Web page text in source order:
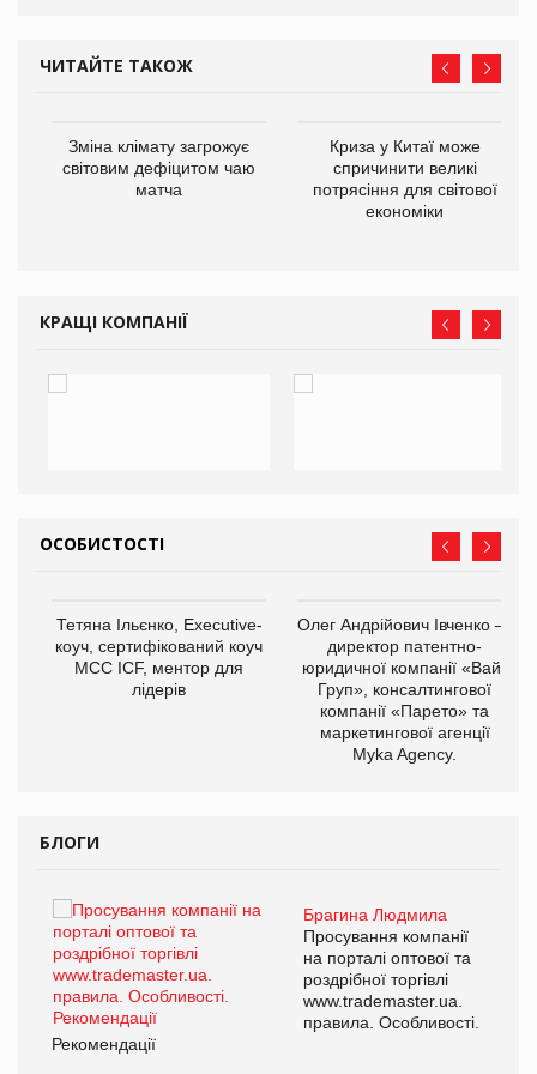
ЧИТАЙТЕ ТАКОЖ
Зміна клімату загрожує
світовим дефіцитом чаю
матча
Криза у Китаї може
спричинити великі
потрясіння для світової
економіки
КРАЩІ КОМПАНІЇ
ОСОБИСТОСТІ
Тетяна Ільєнко, Executive-
коуч, сертифікований коуч
МСС ICF, ментор для
лідерів
Олег Андрійович Івченко —
директор патентно-
юридичної компанії «Вайз
Груп», консалтингової
компанії «Парето» та
маркетингової агенції
Myka Agency.
БЛОГИ
Брагина Людмила
Просування компанії
на порталі оптової та
роздрібної торгівлі
www.trademaster.ua.
правила. Особливості.
Рекомендації